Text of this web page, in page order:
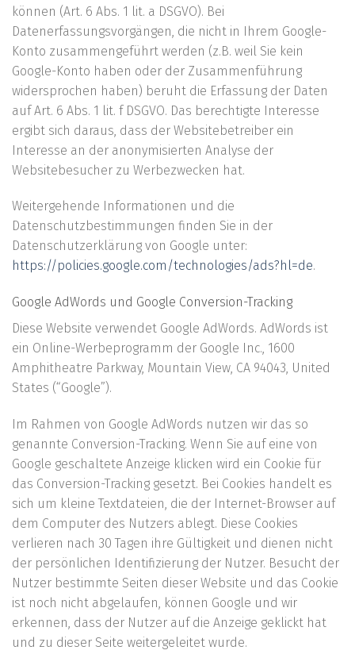
können (Art. 6 Abs. 1 lit. a DSGVO). Bei
Datenerfassungsvorgängen, die nicht in Ihrem Google-
Konto zusammengeführt werden (z.B. weil Sie kein
Google-Konto haben oder der Zusammenführung
widersprochen haben) beruht die Erfassung der Daten
auf Art. 6 Abs. 1 lit. f DSGVO. Das berechtigte Interesse
ergibt sich daraus, dass der Websitebetreiber ein
Interesse an der anonymisierten Analyse der
Websitebesucher zu Werbezwecken hat.
Weitergehende Informationen und die
Datenschutzbestimmungen finden Sie in der
Datenschutzerklärung von Google unter:
https://policies.google.com/technologies/ads?hl=de.
Google AdWords und Google Conversion-Tracking
Diese Website verwendet Google AdWords. AdWords ist
ein Online-Werbeprogramm der Google Inc., 1600
Amphitheatre Parkway, Mountain View, CA 94043, United
States (“Google”).
Im Rahmen von Google AdWords nutzen wir das so
genannte Conversion-Tracking. Wenn Sie auf eine von
Google geschaltete Anzeige klicken wird ein Cookie für
das Conversion-Tracking gesetzt. Bei Cookies handelt es
sich um kleine Textdateien, die der Internet-Browser auf
dem Computer des Nutzers ablegt. Diese Cookies
verlieren nach 30 Tagen ihre Gültigkeit und dienen nicht
der persönlichen Identifizierung der Nutzer. Besucht der
Nutzer bestimmte Seiten dieser Website und das Cookie
ist noch nicht abgelaufen, können Google und wir
erkennen, dass der Nutzer auf die Anzeige geklickt hat
und zu dieser Seite weitergeleitet wurde.